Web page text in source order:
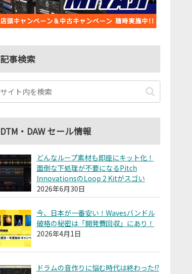
記事検索
DTM・DAW セール情報
どんなループ素材も即座にキット化！
面倒な下処理が不要になるPitch
InnovationsのLoop 2 Kitがスゴい
2026年6月30日
今、日本が一番安い！Wavesバンドル
破格の秘密は「開発費回収」にあり！
2026年4月1日
ドラムの音作りに悩む時代は終わった!?